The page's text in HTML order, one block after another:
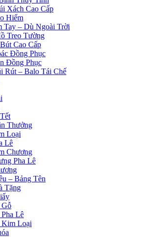
Xách Cao Cấp
Hiểm
Tay – Dù Ngoài Trời
Treo Tường
Cao Cấp
Đồng Phục
Đồng Phục
Rút – Balo Tái Chế
Thưởng
Loại
Lê
Chương
Pha Lê
– Bảng Tên
Tặng
Lê
Loại